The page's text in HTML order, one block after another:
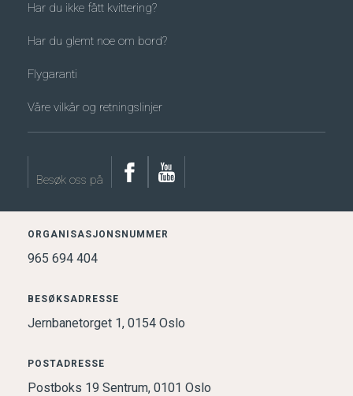
Har du ikke fått kvittering?
Har du glemt noe om bord?
Flygaranti
Våre vilkår og retningslinjer
Besøk oss på Besøk
oss
Besøk
på
ORGANISASJONSNUMMER
965 694 404
BESØKSADRESSE
Jernbanetorget 1, 0154 Oslo
POSTADRESSE
Postboks 19 Sentrum, 0101 Oslo